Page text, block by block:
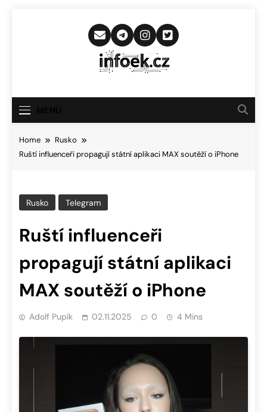
Infoek.cz
Novinkám
Home
Rusko
Ruští influenceři propagují státní aplikaci MAX soutěží o iPhone
Rusko Telegram
Ruští influenceři
propagují státní aplikaci
MAX soutěží o iPhone
Adolf Pupík 02.11.2025 0 4 Mins